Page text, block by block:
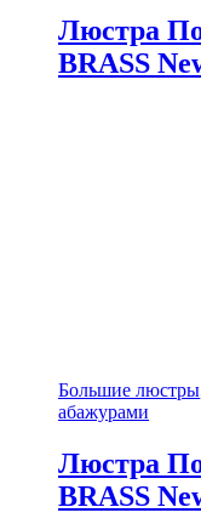
Люстра
BRASS
Большие люстры
абажурами
Люстра
BRASS